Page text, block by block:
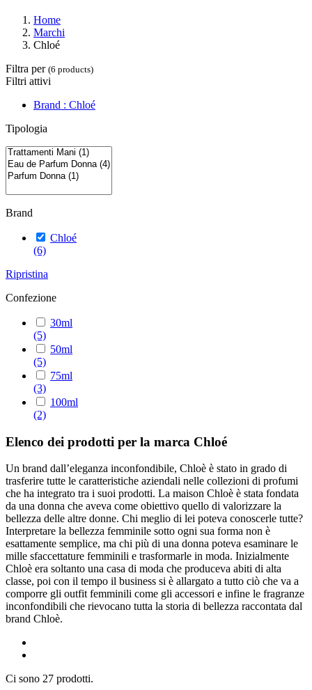
Home
Marchi
Chloé
Filtra per (6 products)
Filtri attivi
Brand : Chloé
Tipologia
Brand
Chloé
(6)
Ripristina
Confezione
30ml
(5)
50ml
(5)
75ml
(3)
100ml
(2)
Elenco dei prodotti per la marca Chloé
Un brand dall’eleganza inconfondibile, Chloè è stato in grado di
trasferire tutte le caratteristiche aziendali nelle collezioni di profumi
che ha integrato tra i suoi prodotti. La maison Chloè è stata fondata
da una donna che aveva come obiettivo quello di valorizzare la
bellezza delle altre donne. Chi meglio di lei poteva conoscerle tutte?
Interpretare la bellezza femminile sotto ogni sua forma non è
esattamente semplice, ma chi più di una donna poteva esaminare le
mille sfaccettature femminili e trasformarle in moda. Inizialmente
Chloè era soltanto una casa di moda che produceva abiti di alta
classe, poi con il tempo il business si è allargato a tutto ciò che va a
comporre gli outfit femminili come gli accessori e infine le fragranze
inconfondibili che rievocano tutta la storia di bellezza raccontata dal
brand Chloè.
Ci sono 27 prodotti.